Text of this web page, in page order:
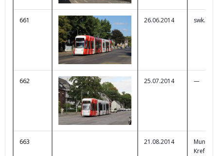
661 26.06.2014 swk.de/
662 25.07.2014 —
663 21.08.2014
Mund
Krefeld